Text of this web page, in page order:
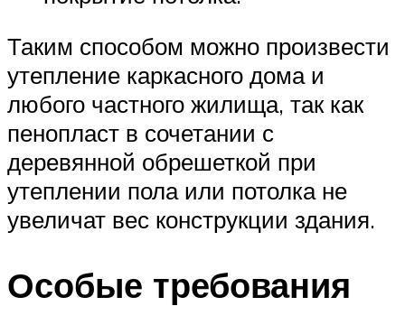
Таким способом можно произвести
утепление каркасного дома и
любого частного жилища, так как
пенопласт в сочетании с
деревянной обрешеткой при
утеплении пола или потолка не
увеличат вес конструкции здания.
Особые требования